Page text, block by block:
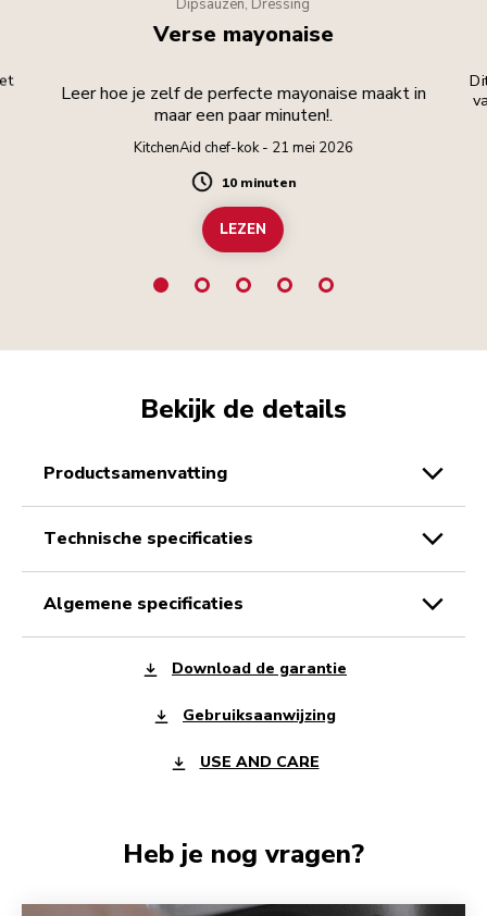
Dipsauzen, Dressing
Verse mayonaise
Leer hoe je zelf de perfecte mayonaise maakt in
maar een paar minuten!.
KitchenAid chef-kok - 21 mei 2026
Duration
10 minuten
LEZEN
Bekijk de details
productsamenvatting
technische specificaties
algemene specificaties
Download de garantie
Gebruiksaanwijzing
USE AND CARE
Heb je nog vragen?